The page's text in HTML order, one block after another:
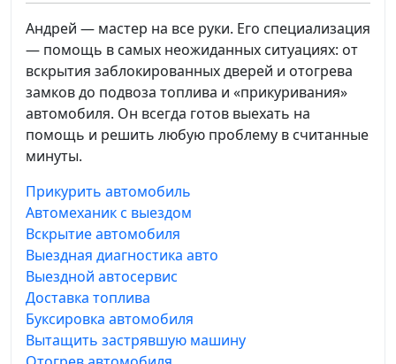
Андрей — мастер на все руки. Его специализация
— помощь в самых неожиданных ситуациях: от
вскрытия заблокированных дверей и отогрева
замков до подвоза топлива и «прикуривания»
автомобиля. Он всегда готов выехать на
помощь и решить любую проблему в считанные
минуты.
Прикурить автомобиль
Автомеханик с выездом
Вскрытие автомобиля
Выездная диагностика авто
Выездной автосервис
Доставка топлива
Буксировка автомобиля
Вытащить застрявшую машину